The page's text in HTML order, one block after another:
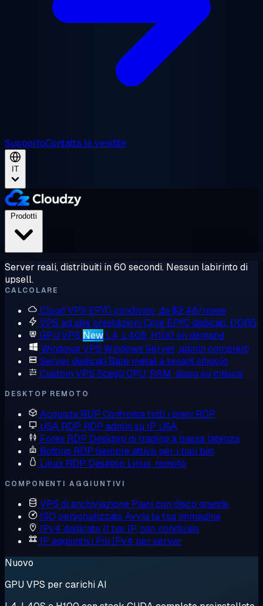
SupportoContatta le vendite
IT
Server reali, distribuiti in 60 secondi. Nessun labirinto di
upsell.
CALCOLARE
Cloud VPS EPYC condiviso, da $2,48/mese
VPS ad alte prestazioni Core EPYC dedicati, DDR5
GPU VPS New L4, L40S, H100 on demand
Windows VPS Windows Server, admin completo
Server dedicati Bare metal a tenant singolo
Custom VPS Scegli CPU, RAM, disco su misura
DESKTOP REMOTO
Acquista RDP Confronta tutti i piani RDP
USA RDP RDP admin su IP USA
Forex RDP Desktop di trading a bassa latenza
Botting RDP Sempre attivo per i tuoi bot
Linux RDP Desktop Linux, remoto
COMPONENTI AGGIUNTIVI
VPS di archiviazione Piani con disco grande
ISO personalizzato Avvia la tua immagine
IPv4 dedicato Il tuo IP, non condiviso
IP aggiuntivi Più IPv4 per server
Nuovo
GPU VPS per carichi AI